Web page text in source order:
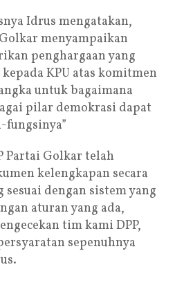
Idrus mengatakan,
menyampaikan
penghargaan yang
KPU atas komitmen
untuk bagaimana
pilar demokrasi dapat
Partai Golkar telah
kelengkapan secara
sesuai dengan sistem yang
aturan yang ada,
tim kami DPP,
sepenuhnya